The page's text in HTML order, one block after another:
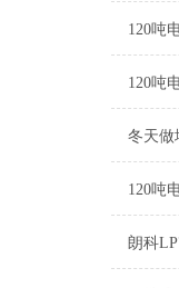
120吨
120吨
冬天做
120吨
朗科